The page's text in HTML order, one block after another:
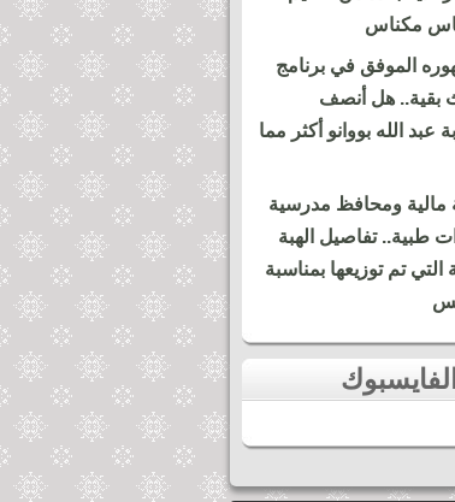
مكناس
الموفق في برنامج
بقية.. هل أنصف
عبد الله بووانو أكثر مما
مالية ومحافظ مدرسية
طبية.. تفاصيل الهبة
التي تم توزيعها بمناسبة